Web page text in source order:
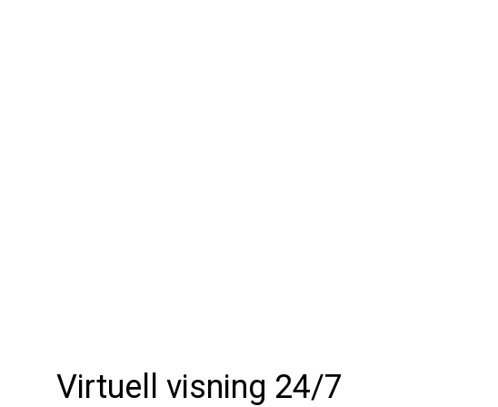
Virtuell visning 24/7